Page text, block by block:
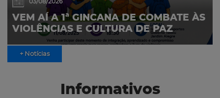
03/08/2026
VEM AÍ A 1ª GINCANA DE COMBATE ÀS
VIOLÊNCIAS E CULTURA DE PAZ
+ Notícias
Informativos